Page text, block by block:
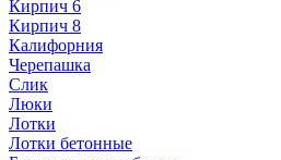
Кирпич 6
Кирпич 8
Калифорния
Черепашка
Слик
Люки
Лотки
Лотки бетонные